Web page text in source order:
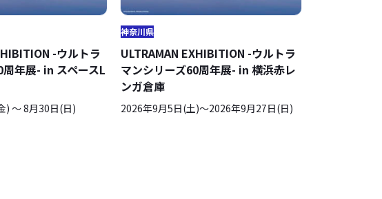
-ウルトラ
年展- in スペースL
) ～ 8月30日(日)
神奈川県
ULTRAMAN EXHIBITION -ウルトラ
マンシリーズ60周年展- in 横浜赤レ
ンガ倉庫
2026年9月5日(土)～2026年9月27日(日)